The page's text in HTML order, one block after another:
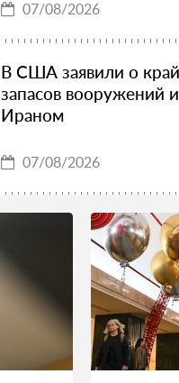
07/08/2026
В США заявили о
запасов вооружений
Ираном
07/08/2026